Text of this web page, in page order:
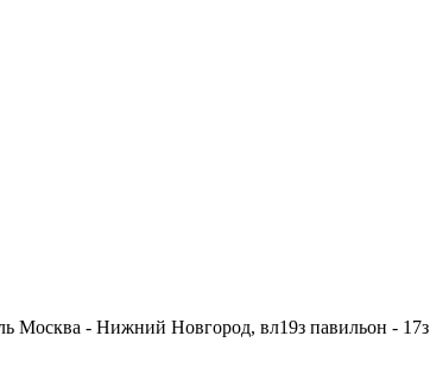
Москва - Нижний Новгород, вл19з павильон - 17з